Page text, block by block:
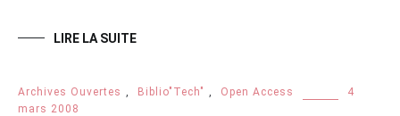
LIRE LA SUITE
Archives Ouvertes Biblio"Tech" Open Access
4
mars 2008